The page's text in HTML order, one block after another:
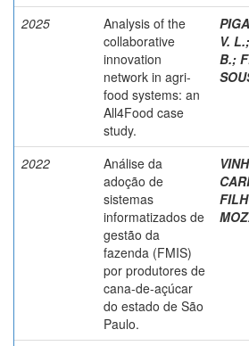
2025
Analysis of the
collaborative
innovation
network in agri-
food systems: an
All4Food case
study.
V. L.;
B.;
2022
Análise da
adoção de
sistemas
informatizados de
gestão da
fazenda (FMIS)
por produtores de
cana-de-açúcar
do estado de São
Paulo.